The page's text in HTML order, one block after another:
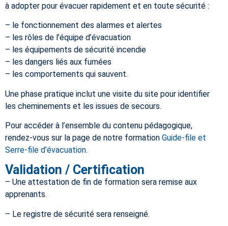
à adopter pour évacuer rapidement et en toute sécurité :
– le fonctionnement des alarmes et alertes
– les rôles de l’équipe d’évacuation
– les équipements de sécurité incendie
– les dangers liés aux fumées
– les comportements qui sauvent.
Une phase pratique inclut une visite du site pour identifier
les cheminements et les issues de secours.
Pour accéder à l’ensemble du contenu pédagogique,
rendez-vous sur la page de notre formation Guide-file et
Serre-file d’évacuation.
Validation / Certification
– Une attestation de fin de formation sera remise aux
apprenants.
– Le registre de sécurité sera renseigné.